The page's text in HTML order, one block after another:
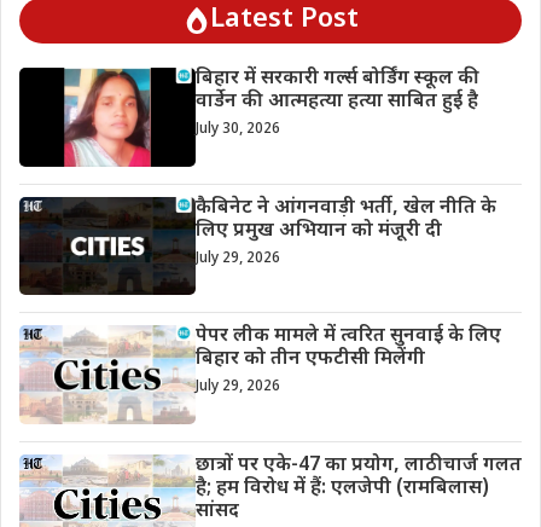
Latest Post
बिहार में सरकारी गर्ल्स बोर्डिंग स्कूल की
वार्डेन की आत्महत्या हत्या साबित हुई है
July 30, 2026
कैबिनेट ने आंगनवाड़ी भर्ती, खेल नीति के
लिए प्रमुख अभियान को मंजूरी दी
July 29, 2026
पेपर लीक मामले में त्वरित सुनवाई के लिए
बिहार को तीन एफटीसी मिलेंगी
July 29, 2026
छात्रों पर एके-47 का प्रयोग, लाठीचार्ज गलत
है; हम विरोध में हैं: एलजेपी (रामबिलास)
सांसद